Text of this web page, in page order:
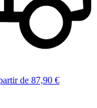
de 87,90 €